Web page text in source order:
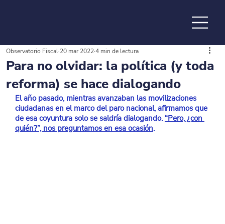
de la
Para no olvidar: la política (y toda
reforma) se hace dialogando
Observatorio Fiscal 20 mar 20224 min de lectura
El año pasado, mientras avanzaban las movilizaciones
ciudadanas en el marco del paro nacional, afirmamos que
de esa coyuntura solo se saldría dialogando. “Pero, ¿con
quién?”, nos preguntamos en esa ocasión.